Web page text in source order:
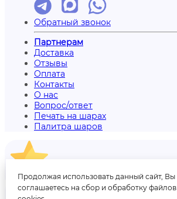
Обратный звонок
Партнерам
Доставка
Отзывы
Оплата
Контакты
О нас
Вопрос/ответ
Печать на шарах
Палитра шаров
Отзывы
Продолжая использовать данный сайт, Вы
соглашаетесь на сбор и обработку файлов